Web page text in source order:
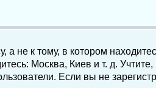
не к тому, в котором
Москва, Киев и т. д. Учтите,
Если вы не